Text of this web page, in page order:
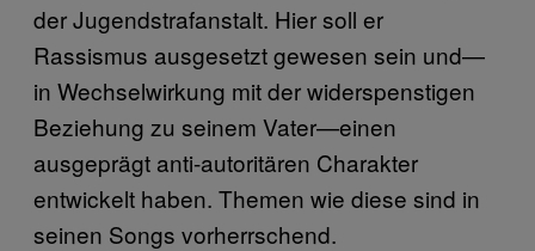
der Jugendstrafanstalt. Hier soll er
Rassismus ausgesetzt gewesen sein und—
in Wechselwirkung mit der widerspenstigen
Beziehung zu seinem Vater—einen
ausgeprägt anti-autoritären Charakter
entwickelt haben. Themen wie diese sind in
seinen Songs vorherrschend.